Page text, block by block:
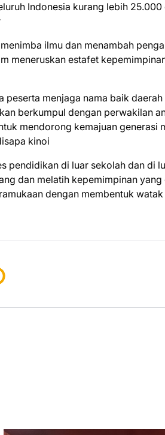
Indonesia kurang lebih 25.000
ilmu dan menambah
meneruskan estafet
peserta menjaga nama baik daerah
berkumpul dengan perwakilan
mendorong kemajuan generasi
kinoi
pendidikan di luar sekolah dan di
dan melatih kepemimpinan
dengan membentuk